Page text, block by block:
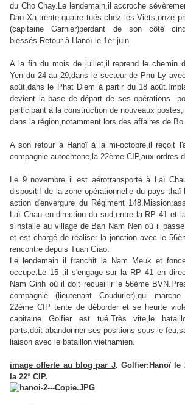
du Cho Chay.Le lendemain,il accroche
Dao Xa:trente quatre tués chez les Viets,onze
(capitaine Garnier)perdant de son côté
blessés.Retour à Hanoï le 1er juin.
A la fin du mois de juillet,il reprend le chemin
Yen du 24 au 29,dans le secteur de Phu Ly
août,dans le Phat Diem à partir du 18
devient la base de départ de ses opérations
participant à la construction de nouveaux
dans la région,notamment lors des affaires de
A son retour à Hanoï à la mi-octobre,il reçoit
compagnie autochtone,la 22ème CIP,aux ordres
Le 9 novembre il est aérotransporté à Laï
dispositif de la zone opérationnelle du pays thaï
action d'envergure du Régiment
Laï Chau en direction du sud,entre la RP 41 et
s'installe au village de Ban Nam Nen où il
et est chargé de réaliser la jonction avec le
rencontre depuis Tuan Giao.
Le lendemain il franchit la Nam Meuk et
occupe.Le 15 ,il s'engage sur la RP 41 en
Nam Ginh où il doit recueillir le 56ème
compagnie (lieutenant Coudurier),qui
22ème CIP tente de déborder et se heurte
capitaine Golfier est tué.Très vite,le
parts,doit abandonner ses positions sous le
liaison avec le bataillon vietnamien.
image offerte au blog par J. Golfier:Hanoï le
la 22° CIP.